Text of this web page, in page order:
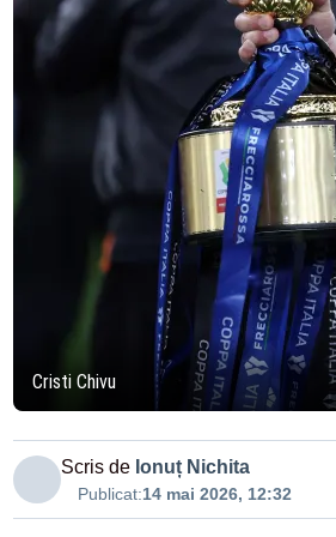
Cristi Chivu
Scris de Ionuț Nichita
Publicat:14 mai 2026, 12:32